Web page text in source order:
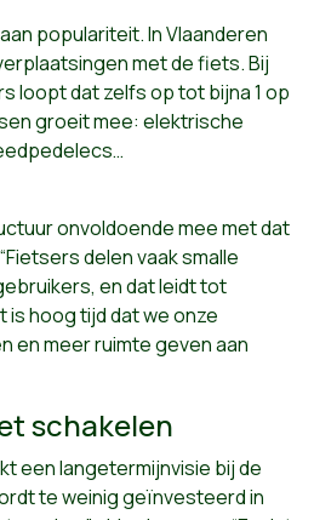
populariteit. In Vlaanderen
met de fiets. Bij
loopt dat zelfs op tot bijna 1 op
groeit mee: elektrische
onvoldoende mee met dat
delen vaak smalle
en dat leidt tot
is hoog tijd dat we onze
en meer ruimte geven aan
schakelen
een langetermijnvisie bij de
te weinig geïnvesteerd in